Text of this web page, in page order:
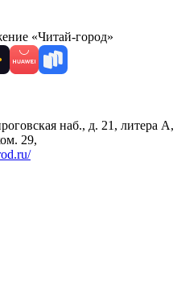
«Читай-город»
наб., д. 21, литера А,
29,